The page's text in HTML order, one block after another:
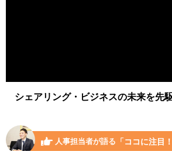
シェアリング・ビジネスの未来を先駆
人事担当者が語る 「ココに注目！